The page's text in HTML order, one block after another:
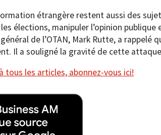
étrangère restent aussi des
élections, manipuler l’opinion publique
de l’OTAN, Mark Rutte, a rappelé
Il a souligné la gravité de cette
tous les articles, abonnez-vous ici!